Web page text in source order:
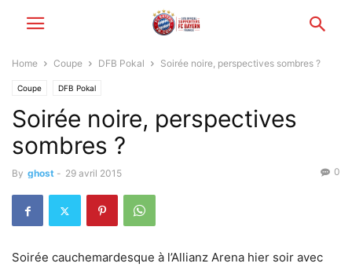
Home Coupe DFB Pokal Soirée noire, perspectives sombres ?
Coupe DFB Pokal
Soirée noire, perspectives
sombres ?
By ghost - 29 avril 2015 0
Soirée cauchemardesque à l’Allianz Arena hier soir avec